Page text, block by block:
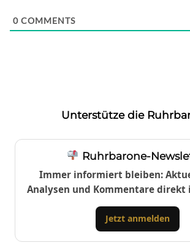
0 COMMENTS
Unterstütze die
Ruhrbarone-
Immer informiert bleiben:
Analysen und Kommentare direkt
Jetzt anmelden